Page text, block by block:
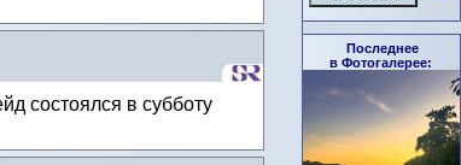
Последнее
в Фотогалерее:
состоялся в субботу